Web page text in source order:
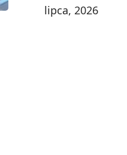
lipca, 2026